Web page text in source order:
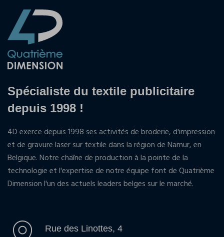
Spécialiste du textile publicitaire
depuis 1998 !
4D exerce depuis 1998 ses activités de broderie, d'impression
et de gravure laser sur textile dans la région de Namur, en
Belgique. Notre chaîne de production à la pointe de la
technologie et l'expertise de notre équipe font de Quatrième
Dimension l'un des actuels leaders belges sur le marché.
Rue des Linottes, 4